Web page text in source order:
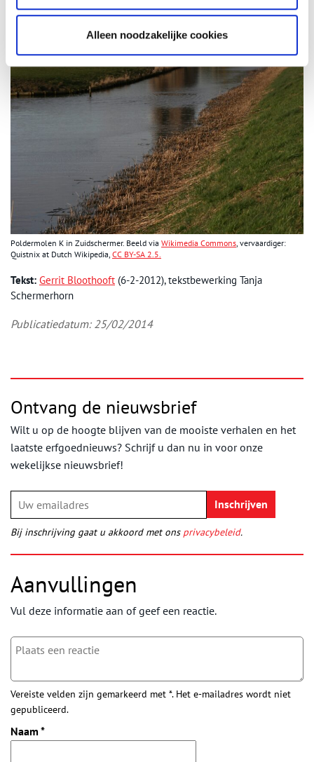
Alleen noodzakelijke cookies
Poldermolen K in Zuidschermer. Beeld via Wikimedia Commons, vervaardiger:
Quistnix at Dutch Wikipedia, CC BY-SA 2.5.
Tekst: Gerrit Bloothooft (6-2-2012), tekstbewerking Tanja
Schermerhorn
Publicatiedatum: 25/02/2014
Ontvang de nieuwsbrief
Wilt u op de hoogte blijven van de mooiste verhalen en het
laatste erfgoednieuws? Schrijf u dan nu in voor onze
wekelijkse nieuwsbrief!
Bij inschrijving gaat u akkoord met ons privacybeleid.
Aanvullingen
Vul deze informatie aan of geef een reactie.
Vereiste velden zijn gemarkeerd met *. Het e-mailadres wordt niet
gepubliceerd.
Naam *